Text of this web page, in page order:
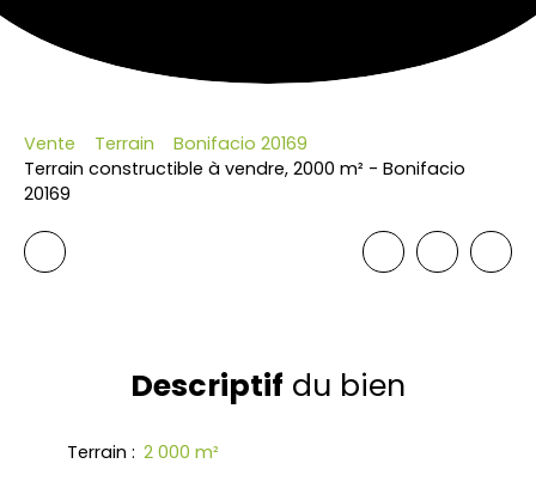
Vente Terrain
Bonifacio 20169
Terrain constructible à vendre, 2000 m² - Bonifacio
20169
Descriptif du bien
Terrain : 2 000 m²